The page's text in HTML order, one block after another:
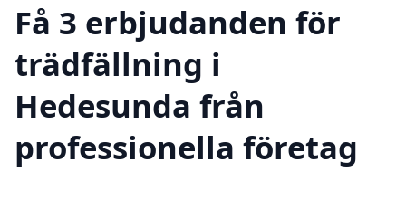
Få 3 erbjudanden för
trädfällning i
Hedesunda från
professionella företag